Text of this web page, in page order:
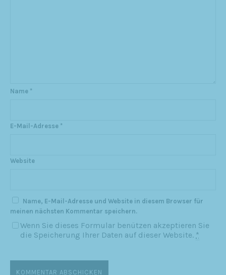
Name *
E-Mail-Adresse *
Website
Name, E-Mail-Adresse und Website in diesem Browser für
meinen nächsten Kommentar speichern.
Wenn Sie dieses Formular benützen akzeptieren Sie
die Speicherung Ihrer Daten auf dieser Website. *